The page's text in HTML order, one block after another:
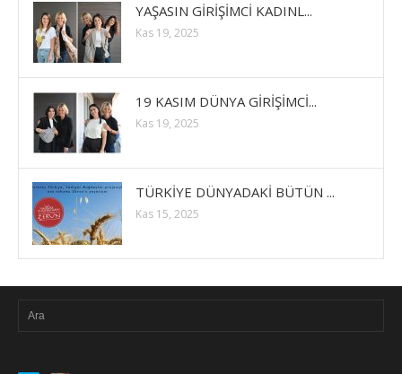
YAŞASIN GİRİŞİMCİ KADINL...
Kas 19, 2025
19 KASIM DÜNYA GİRİŞİMCİ...
Kas 19, 2025
TÜRKİYE DÜNYADAKİ BÜTÜN ...
Kas 15, 2025